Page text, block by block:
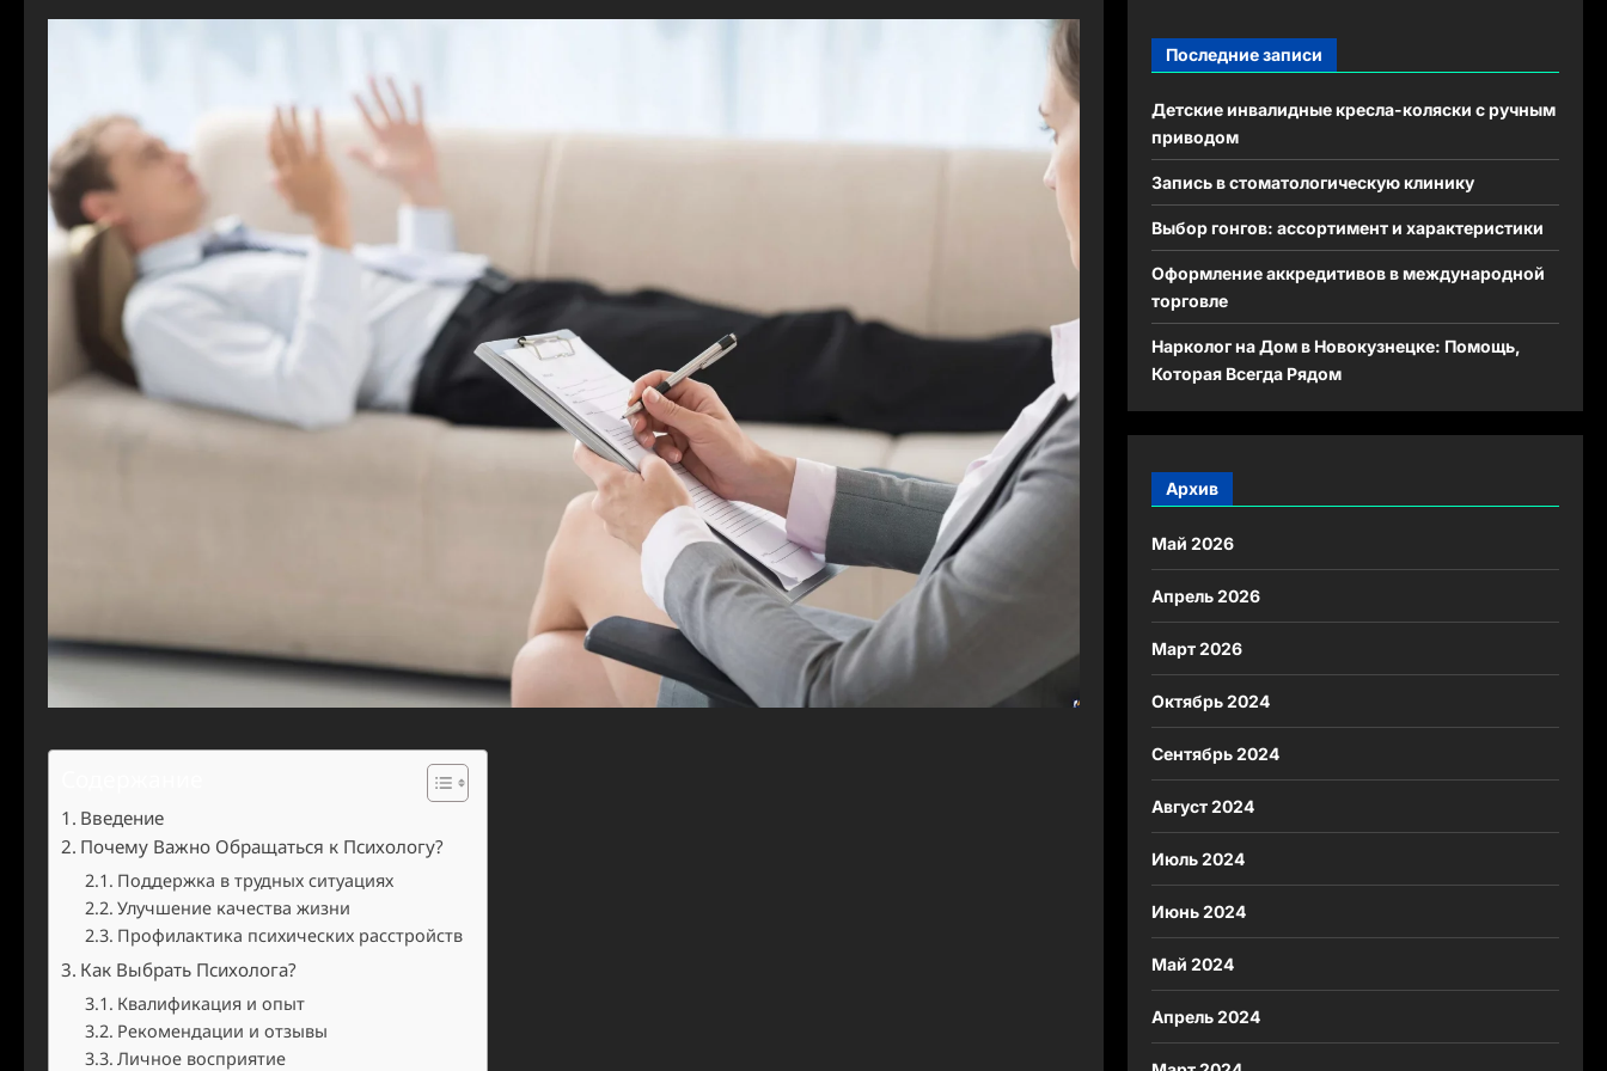
Введение
Почему Важно Обращаться к Психологу?
Поддержка в трудных ситуациях
Улучшение качества жизни
Профилактика психических расстройств
Как Выбрать Психолога?
Квалификация и опыт
Рекомендации и отзывы
Личное восприятие
Последние записи
Детские инвалидные кресла-коляски с ручным
приводом
Запись в стоматологическую клинику
Выбор гонгов: ассортимент и характеристики
Оформление аккредитивов в международной
торговле
Нарколог на Дом в Новокузнецке: Помощь,
Которая Всегда Рядом
Архив
Май 2026
Апрель 2026
Март 2026
Октябрь 2024
Сентябрь 2024
Август 2024
Июль 2024
Июнь 2024
Май 2024
Апрель 2024